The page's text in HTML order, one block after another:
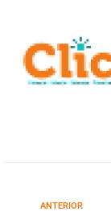
ANTERIOR